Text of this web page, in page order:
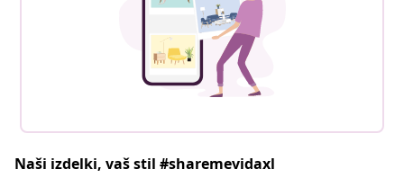
Naši izdelki, vaš stil #sharemevidaxl